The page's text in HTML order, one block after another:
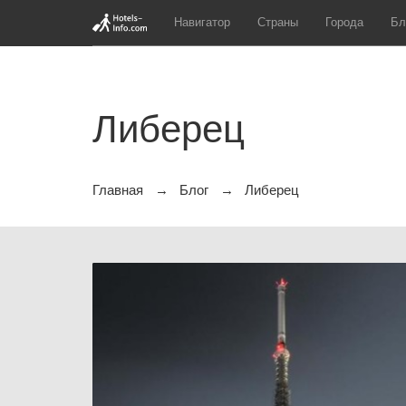
Навигатор Страны Города
Либерец
Главная Блог Либерец